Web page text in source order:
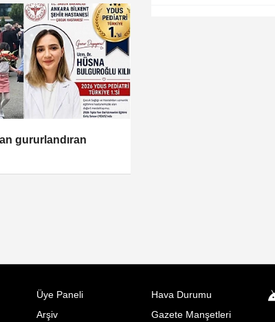
gururlandıran
Üye Paneli
Arşiv
Hava Durumu
Gazete Manşetleri